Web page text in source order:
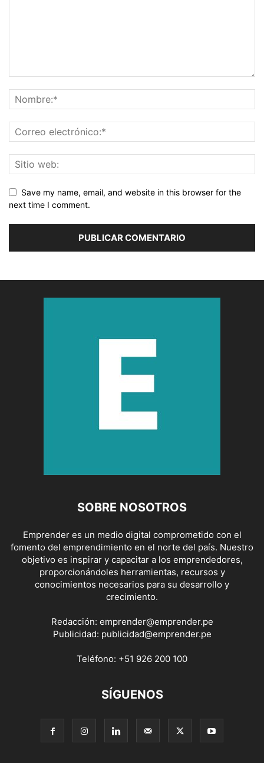
Save my name, email, and website in this browser for the
next time I comment.
SOBRE NOSOTROS
Emprender es un medio digital comprometido con el
fomento del emprendimiento en el norte del país. Nuestro
objetivo es inspirar y capacitar a los emprendedores,
proporcionándoles herramientas, recursos y
conocimientos necesarios para su desarrollo y
crecimiento.
Redacción: emprender@emprender.pe
Publicidad: publicidad@emprender.pe
Teléfono: +51 926 200 100
SÍGUENOS